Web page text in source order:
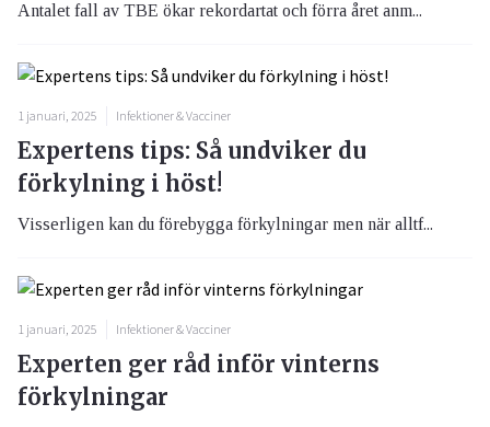
Antalet fall av TBE ökar rekordartat och förra året anm...
1 januari, 2025 Infektioner & Vacciner
Expertens tips: Så undviker du
förkylning i höst!
Visserligen kan du förebygga förkylningar men när alltf...
1 januari, 2025 Infektioner & Vacciner
Experten ger råd inför vinterns
förkylningar